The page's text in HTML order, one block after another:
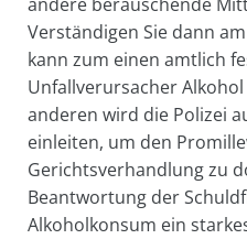
Verständigen Sie dann
kann zum einen amtlich
Unfallverursacher
anderen wird die Polizei
einleiten, um den
Gerichtsverhandlung zu
Beantwortung der
Alkoholkonsum ein